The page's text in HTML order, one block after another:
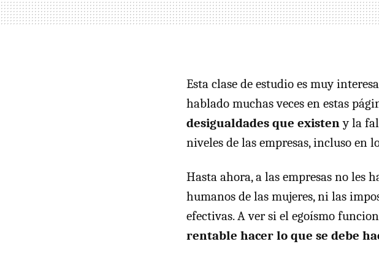
Esta clase de estudio es muy
hablado muchas veces en estas
desigualdades que existeny la
niveles de las empresas, incluso en
Hasta ahora, a las empresas no les
humanos de las mujeres, ni las
efectivas. A ver si el egoísmo
rentable hacer lo que se debe